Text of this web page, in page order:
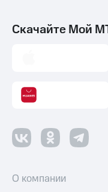
Скачайте Мой
О компании